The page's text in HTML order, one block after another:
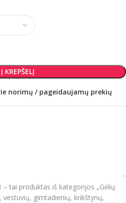
Į KREPŠELĮ
norimų / pageidaujamų prekių
– tai produktas iš kategorijos „Gėlių
vestuvių, gimtadienių, krikštynų,